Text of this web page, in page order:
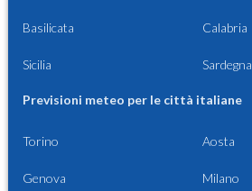
Basilicata Calabria
Sicilia Sardegna
Previsioni meteo per le città italiane
Torino Aosta
Genova Milano